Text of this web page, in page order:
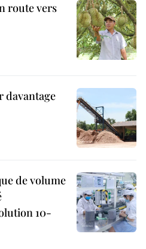
route vers
davantage
de volume
10-